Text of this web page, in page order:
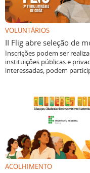
VOLUNTÁRIOS
II Flig abre seleção de
Inscrições podem ser
instituições públicas e
interessadas, podem
ACOLHIMENTO